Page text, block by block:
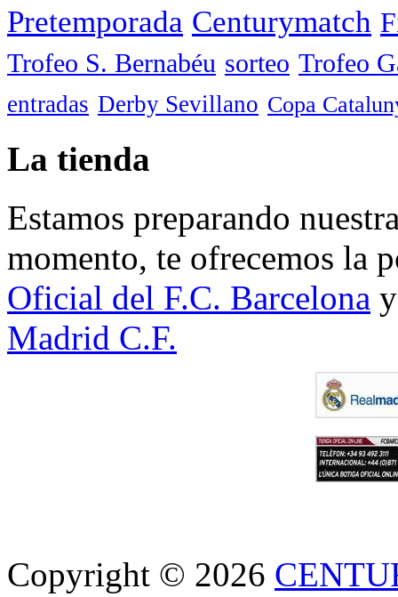
Pretemporada Centurymatch
Trofeo S. Bernabéu sorteo Trofeo
entradas Derby Sevillano Copa
La tienda
Estamos preparando
momento, te ofrecemos la
Oficial del F.C. Barcelona
Madrid C.F.
Copyright © 2026